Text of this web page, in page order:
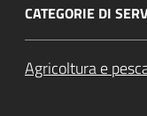
CATEGORIE DI
Agricoltura e